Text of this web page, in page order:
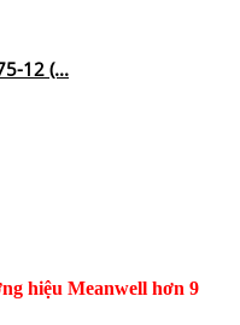
12 (...
hiệu Meanwell hơn 9